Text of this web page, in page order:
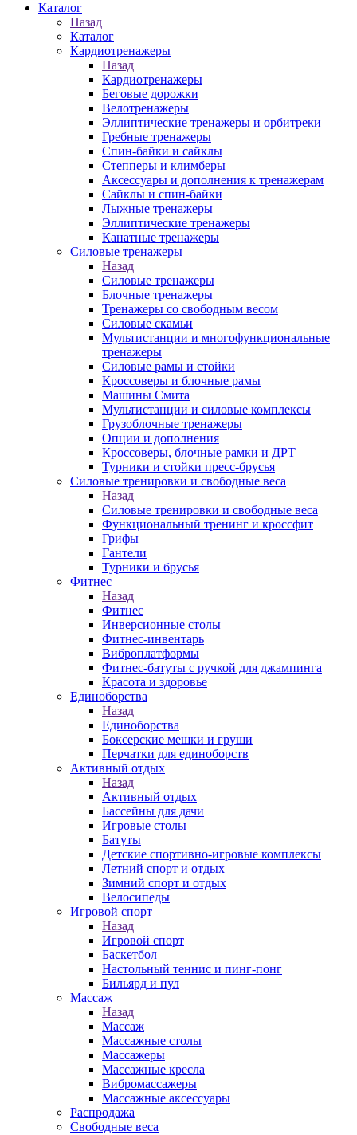
Каталог
Назад
Каталог
Кардиотренажеры
Назад
Кардиотренажеры
Беговые дорожки
Велотренажеры
Эллиптические тренажеры и орбитреки
Гребные тренажеры
Спин-байки и сайклы
Степперы и климберы
Аксессуары и дополнения к тренажерам
Сайклы и спин-байки
Лыжные тренажеры
Эллиптические тренажеры
Канатные тренажеры
Силовые тренажеры
Назад
Силовые тренажеры
Блочные тренажеры
Тренажеры со свободным весом
Силовые скамьи
Мультистанции и многофункциональные
тренажеры
Силовые рамы и стойки
Кроссоверы и блочные рамы
Машины Смита
Мультистанции и силовые комплексы
Грузоблочные тренажеры
Опции и дополнения
Кроссоверы, блочные рамки и ДРТ
Турники и стойки пресс-брусья
Силовые тренировки и свободные веса
Назад
Силовые тренировки и свободные веса
Функциональный тренинг и кроссфит
Грифы
Гантели
Турники и брусья
Фитнес
Назад
Фитнес
Инверсионные столы
Фитнес-инвентарь
Виброплатформы
Фитнес-батуты с ручкой для джампинга
Красота и здоровье
Единоборства
Назад
Единоборства
Боксерские мешки и груши
Перчатки для единоборств
Активный отдых
Назад
Активный отдых
Бассейны для дачи
Игровые столы
Батуты
Детские спортивно-игровые комплексы
Летний спорт и отдых
Зимний спорт и отдых
Велосипеды
Игровой спорт
Назад
Игровой спорт
Баскетбол
Настольный теннис и пинг-понг
Бильярд и пул
Массаж
Назад
Массаж
Массажные столы
Массажеры
Массажные кресла
Вибромассажеры
Массажные аксессуары
Распродажа
Свободные веса